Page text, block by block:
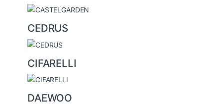
CEDRUS
CIFARELLI
DAEWOO